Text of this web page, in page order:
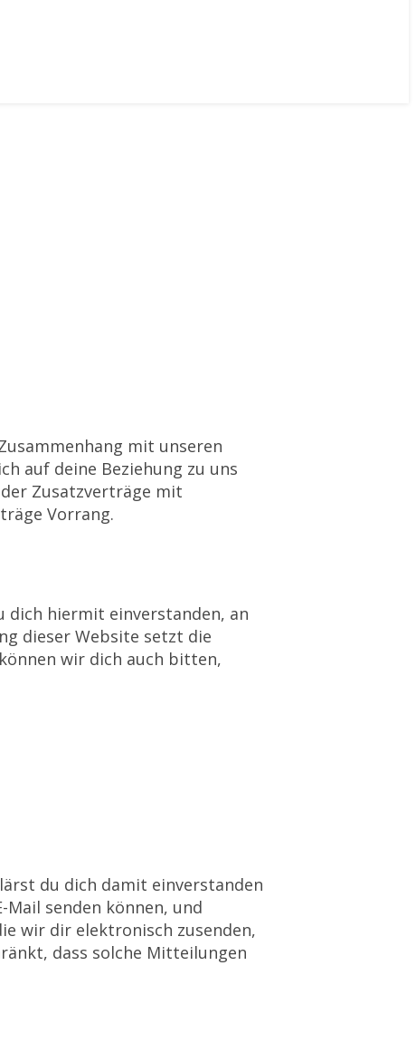
mit unseren
auf deine Beziehung zu uns
Zusatzverträge mit
Vorrang.
dich hiermit einverstanden, an
dieser Website setzt die
wir dich auch bitten,
du dich damit einverstanden
senden können, und
wir dir elektronisch zusenden,
dass solche Mitteilungen